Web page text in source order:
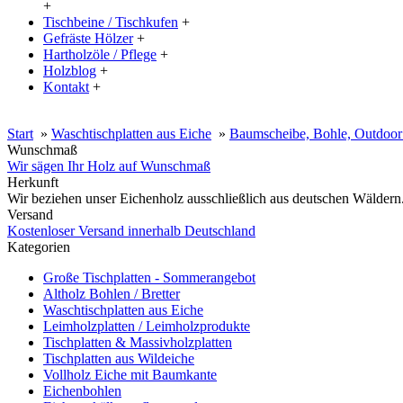
+
Tischbeine / Tischkufen +
Gefräste Hölzer +
Hartholzöle / Pflege +
Holzblog +
Kontakt +
Start » Waschtischplatten aus Eiche » Baumscheibe, Bohle,
Wunschmaß
Wir sägen Ihr Holz auf Wunschmaß
Herkunft
Wir beziehen unser Eichenholz ausschließlich aus deutschen Wäldern.
Versand
Kostenloser Versand innerhalb Deutschland
Kategorien
Große Tischplatten - Sommerangebot
Altholz Bohlen / Bretter
Waschtischplatten aus Eiche
Leimholzplatten / Leimholzprodukte
Tischplatten & Massivholzplatten
Tischplatten aus Wildeiche
Vollholz Eiche mit Baumkante
Eichenbohlen